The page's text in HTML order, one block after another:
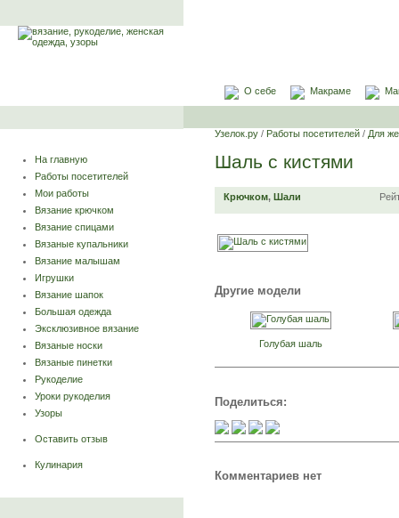
О себе Макраме
На главную
Работы посетителей
Мои работы
Вязание крючком
Вязание спицами
Вязаные купальники
Вязание малышам
Игрушки
Вязание шапок
Большая одежда
Эксклюзивное вязание
Вязаные носки
Вязаные пинетки
Рукоделие
Уроки рукоделия
Узоры
Оставить отзыв
Кулинария
Узелок.ру / Работы посетителей / Для
Шаль с кистями
Крючком, Шали
Другие модели
Голубая шаль
Поделиться:
Комментариев нет